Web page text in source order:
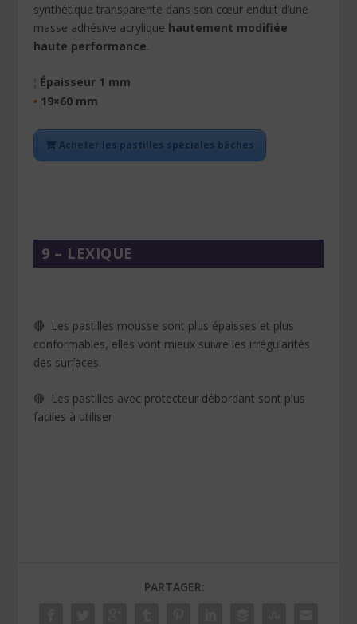
synthétique transparente dans son cœur enduit d’une
masse adhésive acrylique hautement modifiée
haute performance.
¦ Épaisseur 1 mm
• 19×60 mm
Acheter les pastilles spéciales bâches
9 – LEXIQUE
🔴 Les pastilles mousse sont plus épaisses et plus
conformables, elles vont mieux suivre les irrégularités
des surfaces.
🔴 Les pastilles avec protecteur débordant sont plus
faciles à utiliser
PARTAGER: